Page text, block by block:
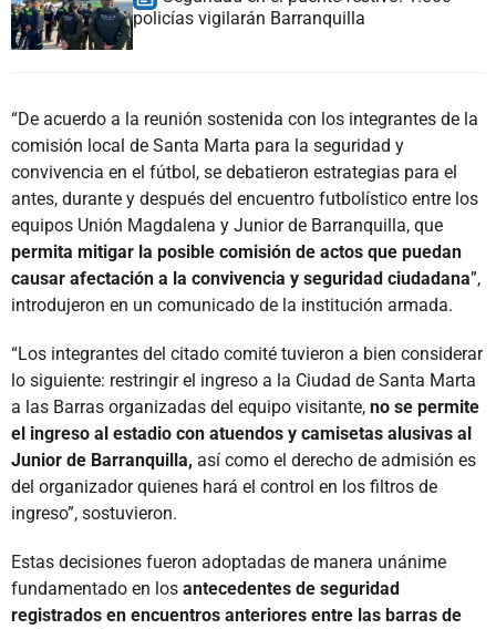
policías vigilarán Barranquilla
“De acuerdo a la reunión sostenida con los integrantes de la
comisión local de Santa Marta para la seguridad y
convivencia en el fútbol, se debatieron estrategias para el
antes, durante y después del encuentro futbolístico entre los
equipos Unión Magdalena y Junior de Barranquilla, que
permita mitigar la posible comisión de actos que puedan
causar afectación a la convivencia y seguridad ciudadana”,
introdujeron en un comunicado de la institución armada.
“Los integrantes del citado comité tuvieron a bien considerar
lo siguiente: restringir el ingreso a la Ciudad de Santa Marta
a las Barras organizadas del equipo visitante, no se permite
el ingreso al estadio con atuendos y camisetas alusivas al
Junior de Barranquilla, así como el derecho de admisión es
del organizador quienes hará el control en los filtros de
ingreso”, sostuvieron.
Estas decisiones fueron adoptadas de manera unánime
fundamentado en los antecedentes de seguridad
registrados en encuentros anteriores entre las barras de